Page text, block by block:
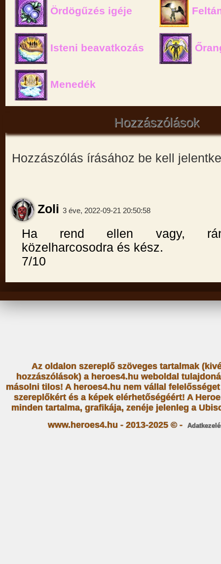
Ördögűzés igéje
Isteni beavatkozás
Menedék
Hozzászólások
Hozzászólás írásához be kell
Zoli 3 éve, 2022-09-21 20:50:58
Ha rend ellen vagy,
közelharcosodra és kész.
7/10
Az oldalon szereplő szöveges tartalmak
hozzászólások) a heroes4.hu weboldal
másolni tilos! A heroes4.hu nem vállal
szereplőkért és a képek elérhetőségéért! A
minden tartalma, grafikája, zenéje jelenleg a
www.heroes4.hu - 2013-2025 © -